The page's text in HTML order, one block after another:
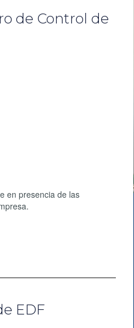
de Control de
en presencia de las
EDF